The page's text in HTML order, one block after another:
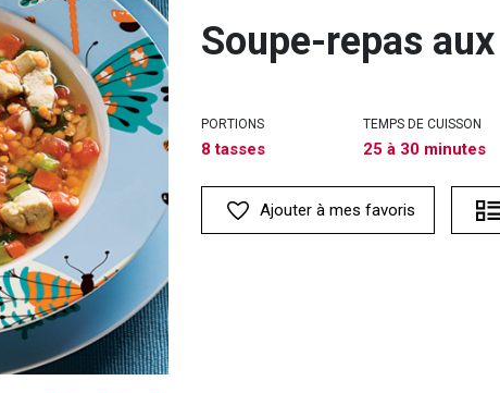
Soupe-repas
PORTIONS
8 tasses
TEMPS DE CUISSON
25 à 30 minutes
Ajouter à mes favoris